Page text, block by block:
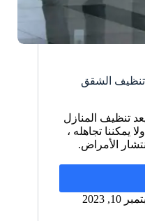
الشقق
تنظيف المنازل
يمكننا تجاهله ،
الأمراض.
10, 2023